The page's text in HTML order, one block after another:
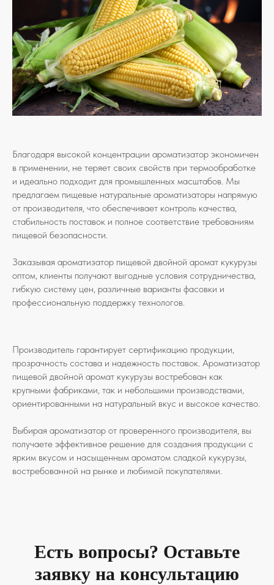
Благодаря высокой концентрации ароматизатор экономичен
в применении, не теряет своих свойств при термообработке
и идеально подходит для промышленных масштабов. Мы
предлагаем пищевые натуральные ароматизаторы напрямую
от производителя, что обеспечивает контроль качества,
стабильность поставок и полное соответствие требованиям
пищевой безопасности.
Заказывая ароматизатор пищевой двойной аромат кукурузы
оптом, клиенты получают выгодные условия сотрудничества,
гибкую систему цен, различные варианты фасовки и
профессиональную поддержку технологов.
Производитель гарантирует сертификацию продукции,
прозрачность состава и надежность поставок. Ароматизатор
пищевой двойной аромат кукурузы востребован как
крупными фабриками, так и небольшими производствами,
ориентированными на натуральный вкус и высокое качество.
Выбирая ароматизатор от проверенного производителя, вы
получаете эффективное решение для создания продукции с
ярким вкусом и насыщенным ароматом сладкой кукурузы,
востребованной на рынке и любимой покупателями.
Есть вопросы? Оставьте
заявку на консультацию